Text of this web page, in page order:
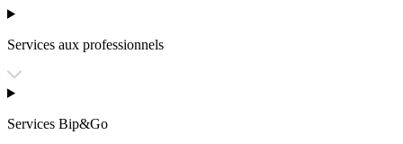
Services aux professionnels
Services Bip&Go